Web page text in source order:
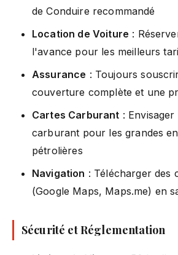
de Conduire recommandé
Location de Voiture :
l'avance pour les meilleurs
Assurance : Toujours
couverture complète et une
Cartes Carburant :
carburant pour les grandes
pétrolières
Navigation : Télécharger des
(Google Maps, Maps.me) en
Sécurité et Réglementation